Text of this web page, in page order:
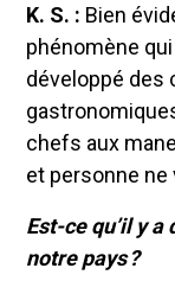
K. S. : Bien
phénomène
développé des
chefs aux
et personne
Est-ce qu’il y
notre pays ?